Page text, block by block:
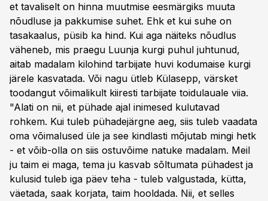
et tavaliselt on hinna muutmise eesmärgiks muuta
nõudluse ja pakkumise suhet. Ehk et kui suhe on
tasakaalus, püsib ka hind. Kui aga näiteks nõudlus
väheneb, mis praegu Luunja kurgi puhul juhtunud,
aitab madalam kilohind tarbijate huvi kodumaise kurgi
järele kasvatada. Või nagu ütleb Külasepp, värsket
toodangut võimalikult kiiresti tarbijate toidulauale viia.
"Alati on nii, et pühade ajal inimesed kulutavad
rohkem. Kui tuleb pühadejärgne aeg, siis tuleb vaadata
oma võimalused üle ja see kindlasti mõjutab mingi hetk
- et võib-olla on siis ostuvõime natuke madalam. Meil
ju taim ei maga, tema ju kasvab sõltumata pühadest ja
kulusid tuleb iga päev teha - tuleb valgustada, kütta,
väetada, saak korjata, taim hooldada. Nii, et selles